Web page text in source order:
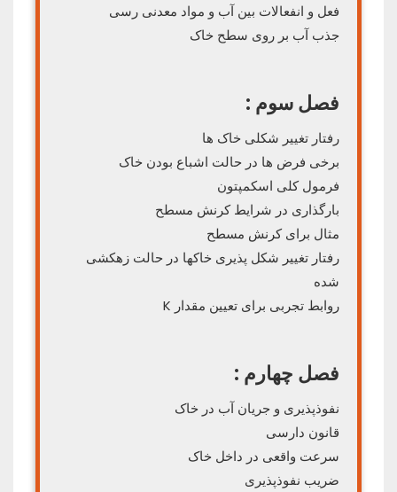
فعل و انفعالات بین آب و مواد معدنی رسی
جذب آب بر روی سطح خاک
فصل سوم :
رفتار تغییر شکلی خاک ها
برخی فرض ها در حالت اشباع بودن خاک
فرمول کلی اسکمپتون
بارگذاری در شرایط کرنش مسطح
مثال برای کرنش مسطح
رفتار تغییر شکل پذیری خاکها در حالت زهکشی
شده
روابط تجربی برای تعیین مقدار K
فصل چهارم :
نفوذپذیری و جریان آب در خاک
قانون دارسی
سرعت واقعی در داخل خاک
ضریب نفوذپذیری